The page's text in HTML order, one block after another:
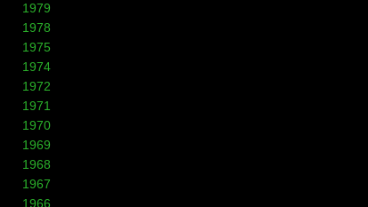
1979
1978
1975
1974
1972
1971
1970
1969
1968
1967
1966